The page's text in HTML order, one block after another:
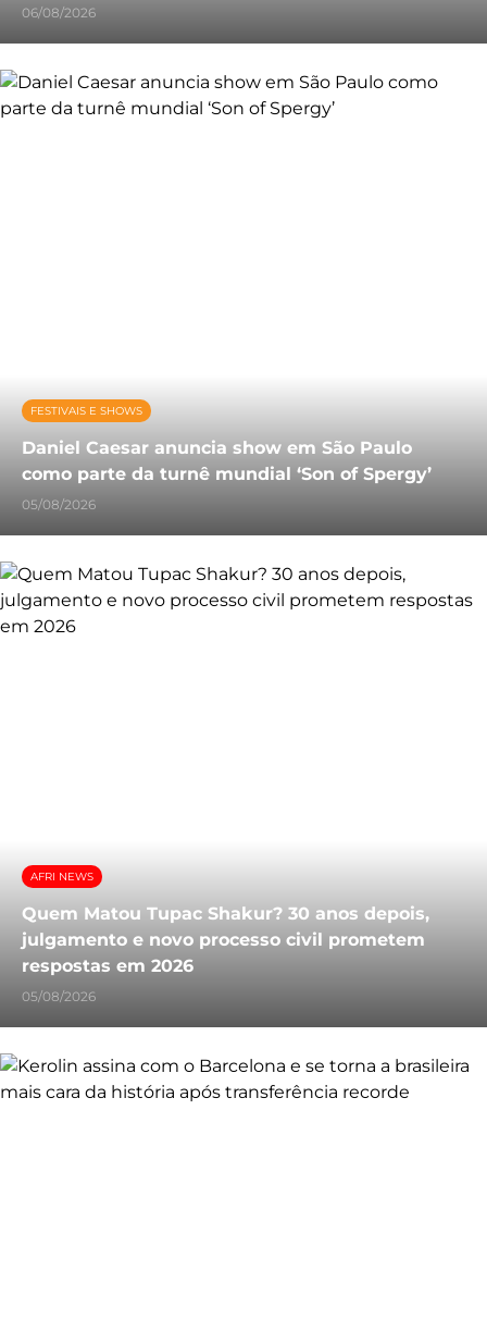
06/08/2026
FESTIVAIS E SHOWS
Daniel Caesar anuncia show em São Paulo
como parte da turnê mundial ‘Son of Spergy’
05/08/2026
AFRI NEWS
Quem Matou Tupac Shakur? 30 anos depois,
julgamento e novo processo civil prometem
respostas em 2026
05/08/2026